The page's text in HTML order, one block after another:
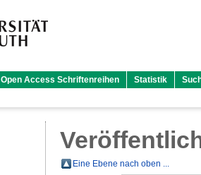
Open Access Schriftenreihen Statistik
Eine Ebene nach oben ...